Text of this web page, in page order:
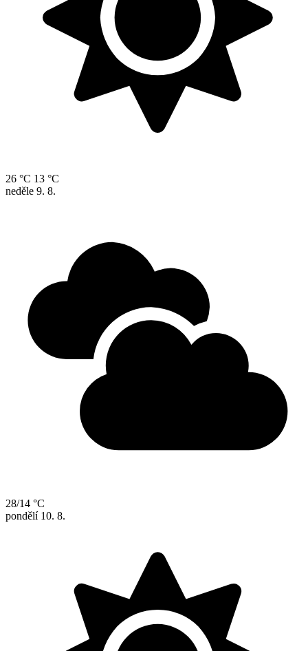
26 °C 13 °C
neděle 9. 8.
28/14 °C
pondělí 10. 8.